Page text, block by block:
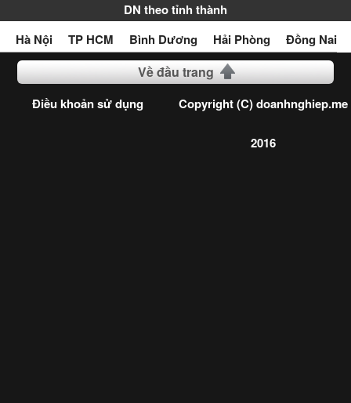
DN theo tỉnh thành
Hà Nội
TP HCM Bình Dương Hải Phòng Đồng Nai
Về đầu trang
Điều khoản sử dụng Copyright (C) doanhnghiep.me
2016